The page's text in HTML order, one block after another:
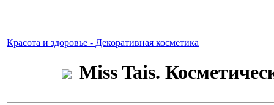
Красота и здоровье - Декоративная косметика
Miss Tais.